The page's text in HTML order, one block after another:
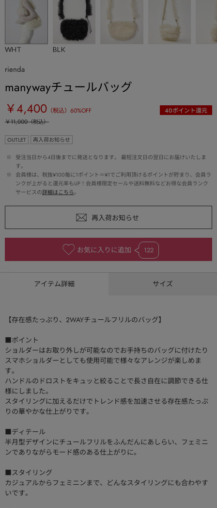
WHT BLK
rienda
manywayチュールバッグ
￥4,400 （税込） 60%OFF 40ポイント還元
￥11,000（税込）
OUTLET 再入荷お知らせ
※
受注当日から4日後までに発送となります。 最短注文日の翌日にお届けいたしま
す。
※
会員様は、税抜¥100毎に1ポイント＝¥1でご利用頂けるポイントが貯まり、会員ラ
ンクが上がると還元率もUP！会員様限定セールや送料無料などお得な会員ランク
サービスの詳細はこちら。
お気に入りに追加 122
アイテム詳細 サイズ
【存在感たっぷり、2WAYチュールフリルのバッグ】
■ポイント
ショルダーはお取り外しが可能なのでお手持ちのバッグに付けたり
スマホショルダーとしても使用可能で様々なアレンジが楽しめま
す。
ハンドルのドロストをキュッと絞ることで長さ自在に調節できる仕
様にしました。
スタイリングに加えるだけでトレンド感を加速させる存在感たっぷ
りの華やかな仕上がりです。
■ディテール
半月型デザインにチュールフリルをふんだんにあしらい、フェミニ
ンでありながらモード感のある仕上がりに。
■スタイリング
カジュアルからフェミニンまで、どんなスタイリングにも合わやす
いです。